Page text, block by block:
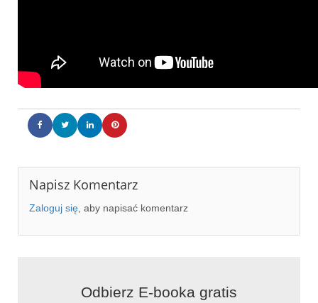
Napisz Komentarz
Zaloguj się , aby napisać komentarz
Odbierz E-booka gratis